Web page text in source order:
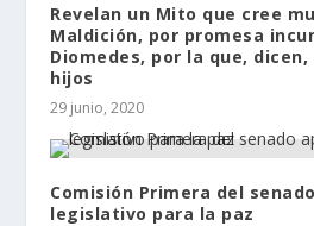
Revelan un Mito que cree
Maldición, por promesa
Diomedes, por la que,
hijos
29 junio, 2020
Comisión Primera del
legislativo para la paz